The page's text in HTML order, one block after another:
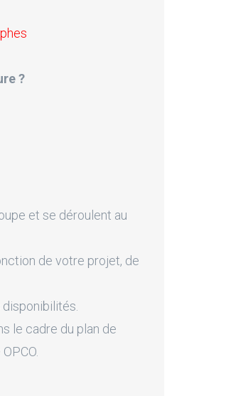
?
et se déroulent au
de votre projet, de
le cadre du plan de